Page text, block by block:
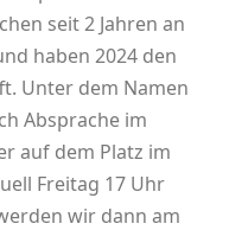
seit 2 Jahren an
haben 2024 den
Unter dem Namen
Absprache im
auf dem Platz im
Freitag 17 Uhr
wir dann am